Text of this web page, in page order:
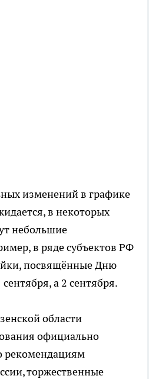
изменений в графике
в некоторых
небольшие
в ряде субъектов РФ
посвящённые Дню
а 2 сентября.
области
официально
рекомендациям
торжественные